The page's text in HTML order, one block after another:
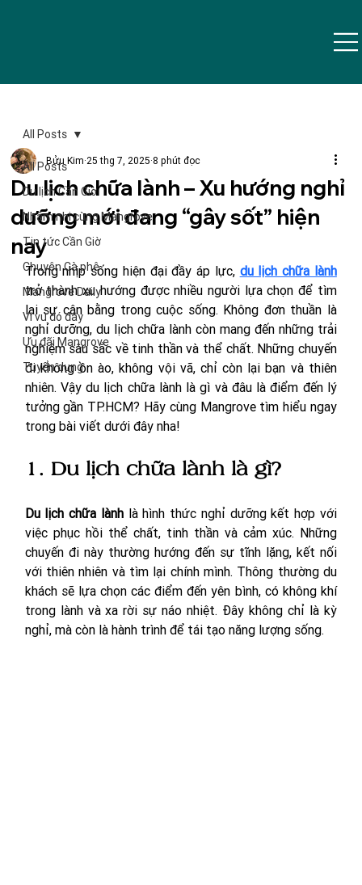
All Posts
Du lịch Cần Giờ
Nhâm nhi cùng Mangrove
Tin tức Cần Giờ
Chuyện Cà phê
Mangrove Daily
Vi vu đó đây
Ưu đãi Mangrove
Tuyển dụng
All Posts
Du lịch chữa lành – Xu hướng nghỉ
dưỡng mới đang “gây sốt” hiện
nay
Bửu Kim 25 thg 7, 2025 8 phút đọc
Trong nhịp sống hiện đại đầy áp lực, du lịch chữa lành
trở thành xu hướng được nhiều người lựa chọn để tìm
lại sự cân bằng trong cuộc sống. Không đơn thuần là
nghỉ dưỡng, du lịch chữa lành còn mang đến những trải
nghiệm sâu sắc về tinh thần và thể chất. Những chuyến
đi không ồn ào, không vội vã, chỉ còn lại bạn và thiên
nhiên. Vậy du lịch chữa lành là gì và đâu là điểm đến lý
tưởng gần TP.HCM? Hãy cùng Mangrove tìm hiểu ngay
trong bài viết dưới đây nha!
1. Du lịch chữa lành là gì?
Du lịch chữa lành là hình thức nghỉ dưỡng kết hợp với
việc phục hồi thể chất, tinh thần và cảm xúc. Những
chuyến đi này thường hướng đến sự tĩnh lặng, kết nối
với thiên nhiên và tìm lại chính mình. Thông thường du
khách sẽ lựa chọn các điểm đến yên bình, có không khí
trong lành và xa rời sự náo nhiệt. Đây không chỉ là kỳ
nghỉ, mà còn là hành trình để tái tạo năng lượng sống.